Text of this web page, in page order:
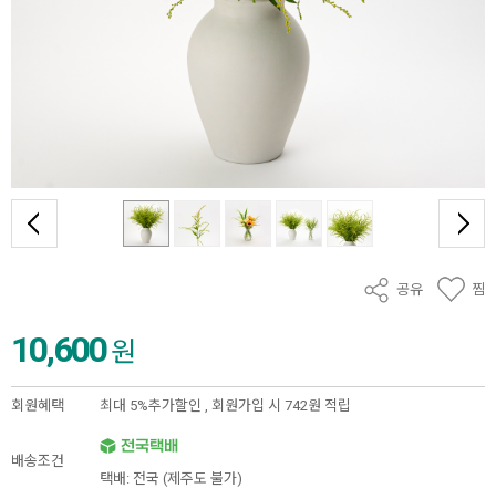
공유 찜
10,600원
회원혜택 최대 5%추가할인 , 회원가입 시 742원 적립
배송조건
택배: 전국 (제주도 불가)